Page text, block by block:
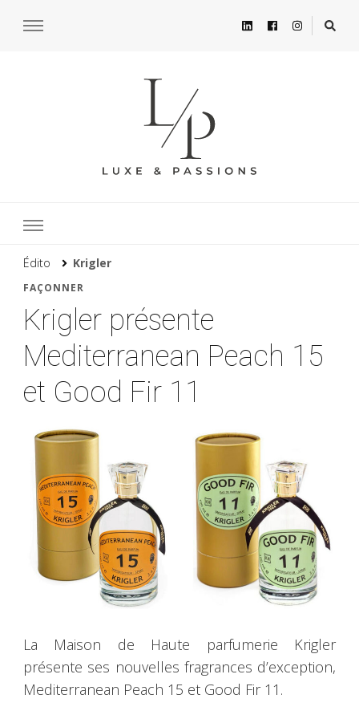
Édito Krigler
FAÇONNER
Krigler présente
Mediterranean Peach 15
et Good Fir 11
La Maison de Haute parfumerie Krigler
présente ses nouvelles fragrances d’exception,
Mediterranean Peach 15 et Good Fir 11.